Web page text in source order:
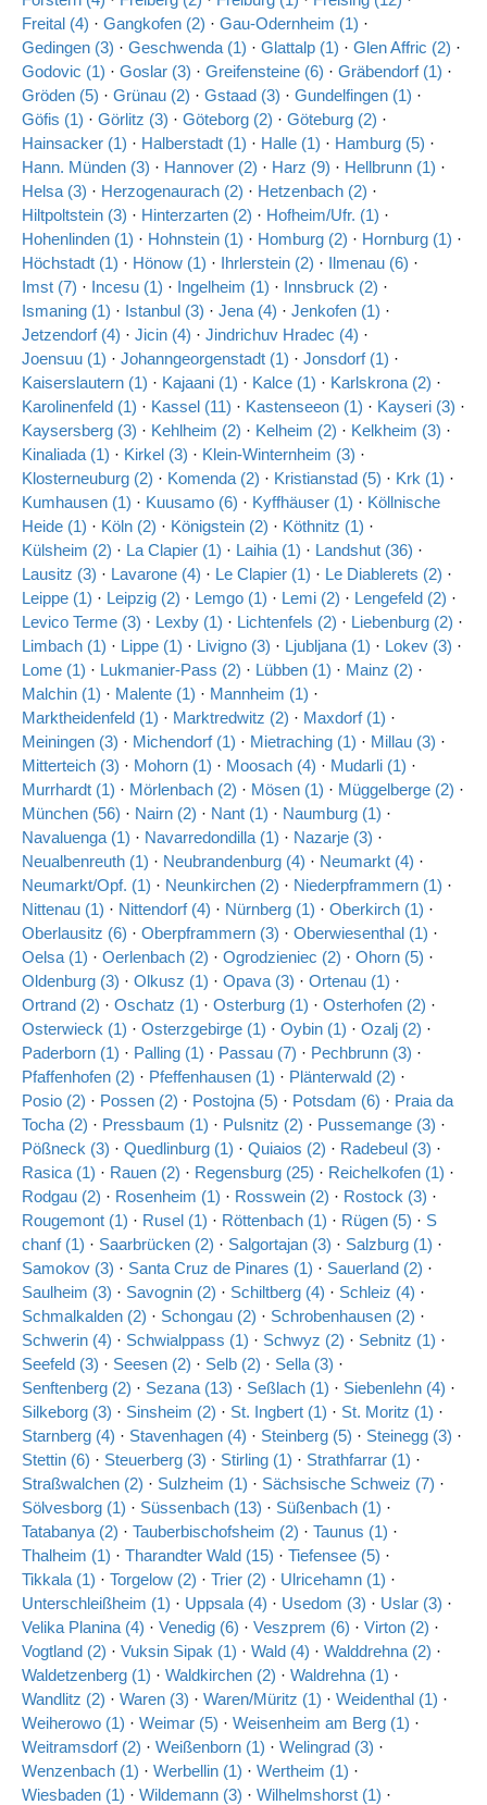
Freital (4) · Gangkofen (2) · Gau-Odernheim (1) ·
Gedingen (3) · Geschwenda (1) · Glattalp (1) · Glen Affric (2) ·
Godovic (1) · Goslar (3) · Greifensteine (6) · Gräbendorf (1) ·
Gröden (5) · Grünau (2) · Gstaad (3) · Gundelfingen (1) ·
Göfis (1) · Görlitz (3) · Göteborg (2) · Göteburg (2) ·
Hainsacker (1) · Halberstadt (1) · Halle (1) · Hamburg (5) ·
Hann. Münden (3) · Hannover (2) · Harz (9) · Hellbrunn (1) ·
Helsa (3) · Herzogenaurach (2) · Hetzenbach (2) ·
Hiltpoltstein (3) · Hinterzarten (2) · Hofheim/Ufr. (1) ·
Hohenlinden (1) · Hohnstein (1) · Homburg (2) · Hornburg (1) ·
Höchstadt (1) · Hönow (1) · Ihrlerstein (2) · Ilmenau (6) ·
Imst (7) · Incesu (1) · Ingelheim (1) · Innsbruck (2) ·
Ismaning (1) · Istanbul (3) · Jena (4) · Jenkofen (1) ·
Jetzendorf (4) · Jicin (4) · Jindrichuv Hradec (4) ·
Joensuu (1) · Johanngeorgenstadt (1) · Jonsdorf (1) ·
Kaiserslautern (1) · Kajaani (1) · Kalce (1) · Karlskrona (2) ·
Karolinenfeld (1) · Kassel (11) · Kastenseeon (1) · Kayseri (3) ·
Kaysersberg (3) · Kehlheim (2) · Kelheim (2) · Kelkheim (3) ·
Kinaliada (1) · Kirkel (3) · Klein-Winternheim (3) ·
Klosterneuburg (2) · Komenda (2) · Kristianstad (5) · Krk (1) ·
Kumhausen (1) · Kuusamo (6) · Kyffhäuser (1) · Köllnische
Heide (1) · Köln (2) · Königstein (2) · Köthnitz (1) ·
Külsheim (2) · La Clapier (1) · Laihia (1) · Landshut (36) ·
Lausitz (3) · Lavarone (4) · Le Clapier (1) · Le Diablerets (2) ·
Leippe (1) · Leipzig (2) · Lemgo (1) · Lemi (2) · Lengefeld (2) ·
Levico Terme (3) · Lexby (1) · Lichtenfels (2) · Liebenburg (2) ·
Limbach (1) · Lippe (1) · Livigno (3) · Ljubljana (1) · Lokev (3) ·
Lome (1) · Lukmanier-Pass (2) · Lübben (1) · Mainz (2) ·
Malchin (1) · Malente (1) · Mannheim (1) ·
Marktheidenfeld (1) · Marktredwitz (2) · Maxdorf (1) ·
Meiningen (3) · Michendorf (1) · Mietraching (1) · Millau (3) ·
Mitterteich (3) · Mohorn (1) · Moosach (4) · Mudarli (1) ·
Murrhardt (1) · Mörlenbach (2) · Mösen (1) · Müggelberge (2) ·
München (56) · Nairn (2) · Nant (1) · Naumburg (1) ·
Navaluenga (1) · Navarredondilla (1) · Nazarje (3) ·
Neualbenreuth (1) · Neubrandenburg (4) · Neumarkt (4) ·
Neumarkt/Opf. (1) · Neunkirchen (2) · Niederpframmern (1) ·
Nittenau (1) · Nittendorf (4) · Nürnberg (1) · Oberkirch (1) ·
Oberlausitz (6) · Oberpframmern (3) · Oberwiesenthal (1) ·
Oelsa (1) · Oerlenbach (2) · Ogrodzieniec (2) · Ohorn (5) ·
Oldenburg (3) · Olkusz (1) · Opava (3) · Ortenau (1) ·
Ortrand (2) · Oschatz (1) · Osterburg (1) · Osterhofen (2) ·
Osterwieck (1) · Osterzgebirge (1) · Oybin (1) · Ozalj (2) ·
Paderborn (1) · Palling (1) · Passau (7) · Pechbrunn (3) ·
Pfaffenhofen (2) · Pfeffenhausen (1) · Plänterwald (2) ·
Posio (2) · Possen (2) · Postojna (5) · Potsdam (6) · Praia da
Tocha (2) · Pressbaum (1) · Pulsnitz (2) · Pussemange (3) ·
Pößneck (3) · Quedlinburg (1) · Quiaios (2) · Radebeul (3) ·
Rasica (1) · Rauen (2) · Regensburg (25) · Reichelkofen (1) ·
Rodgau (2) · Rosenheim (1) · Rosswein (2) · Rostock (3) ·
Rougemont (1) · Rusel (1) · Röttenbach (1) · Rügen (5) · S
chanf (1) · Saarbrücken (2) · Salgortajan (3) · Salzburg (1) ·
Samokov (3) · Santa Cruz de Pinares (1) · Sauerland (2) ·
Saulheim (3) · Savognin (2) · Schiltberg (4) · Schleiz (4) ·
Schmalkalden (2) · Schongau (2) · Schrobenhausen (2) ·
Schwerin (4) · Schwialppass (1) · Schwyz (2) · Sebnitz (1) ·
Seefeld (3) · Seesen (2) · Selb (2) · Sella (3) ·
Senftenberg (2) · Sezana (13) · Seßlach (1) · Siebenlehn (4) ·
Silkeborg (3) · Sinsheim (2) · St. Ingbert (1) · St. Moritz (1) ·
Starnberg (4) · Stavenhagen (4) · Steinberg (5) · Steinegg (3) ·
Stettin (6) · Steuerberg (3) · Stirling (1) · Strathfarrar (1) ·
Straßwalchen (2) · Sulzheim (1) · Sächsische Schweiz (7) ·
Sölvesborg (1) · Süssenbach (13) · Süßenbach (1) ·
Tatabanya (2) · Tauberbischofsheim (2) · Taunus (1) ·
Thalheim (1) · Tharandter Wald (15) · Tiefensee (5) ·
Tikkala (1) · Torgelow (2) · Trier (2) · Ulricehamn (1) ·
Unterschleißheim (1) · Uppsala (4) · Usedom (3) · Uslar (3) ·
Velika Planina (4) · Venedig (6) · Veszprem (6) · Virton (2) ·
Vogtland (2) · Vuksin Sipak (1) · Wald (4) · Walddrehna (2) ·
Waldetzenberg (1) · Waldkirchen (2) · Waldrehna (1) ·
Wandlitz (2) · Waren (3) · Waren/Müritz (1) · Weidenthal (1) ·
Weiherowo (1) · Weimar (5) · Weisenheim am Berg (1) ·
Weitramsdorf (2) · Weißenborn (1) · Welingrad (3) ·
Wenzenbach (1) · Werbellin (1) · Wertheim (1) ·
Wiesbaden (1) · Wildemann (3) · Wilhelmshorst (1) ·